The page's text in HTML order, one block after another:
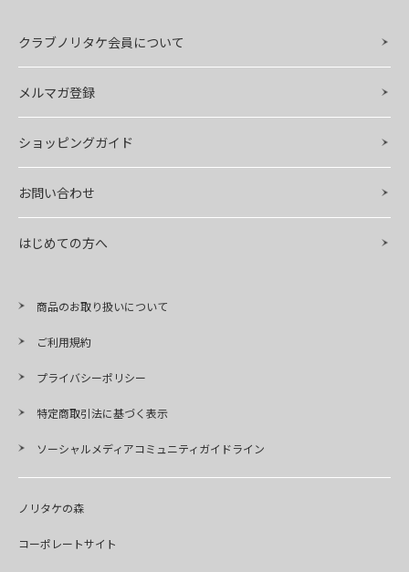
クラブノリタケ会員について
メルマガ登録
ショッピングガイド
お問い合わせ
はじめての方へ
商品のお取り扱いについて
ご利用規約
プライバシーポリシー
特定商取引法に基づく表示
ソーシャルメディアコミュニティガイドライン
ノリタケの森
コーポレートサイト